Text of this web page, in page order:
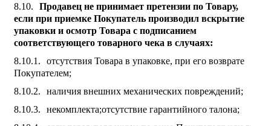
Продавец не принимает претензии по Товару,
если при приемке Покупатель производил вскрытие
упаковки и осмотр Товара с подписанием
соответствующего товарного чека в случаях:
отсутствия Товара в упаковке, при его возврате
Покупателем;
наличия внешних механических повреждений;
некомплекта;отсутствие гарантийного талона;